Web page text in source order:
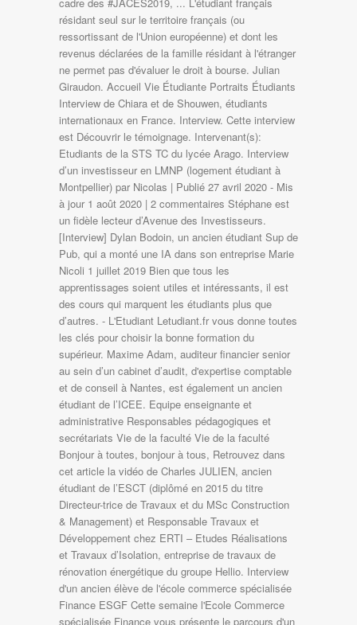
résidant seul sur le territoire français (ou
ressortissant de l'Union européenne) et dont les
revenus déclarées de la famille résidant à l'étranger
ne permet pas d'évaluer le droit à bourse. Julian
Giraudon. Accueil Vie Étudiante Portraits Étudiants
Interview de Chiara et de Shouwen, étudiants
internationaux en France. Interview. Cette interview
est Découvrir le témoignage. Intervenant(s):
Etudiants de la STS TC du lycée Arago. Interview
d’un investisseur en LMNP (logement étudiant à
Montpellier) par Nicolas | Publié 27 avril 2020 - Mis
à jour 1 août 2020 | 2 commentaires Stéphane est
un fidèle lecteur d’Avenue des Investisseurs.
[Interview] Dylan Bodoin, un ancien étudiant Sup de
Pub, qui a monté une IA dans son entreprise Marie
Nicoli 1 juillet 2019 Bien que tous les
apprentissages soient utiles et intéressants, il est
des cours qui marquent les étudiants plus que
d’autres. - L'Etudiant Letudiant.fr vous donne toutes
les clés pour choisir la bonne formation du
supérieur. Maxime Adam, auditeur financier senior
au sein d’un cabinet d’audit, d'expertise comptable
et de conseil à Nantes, est également un ancien
étudiant de l’ICEE. Equipe enseignante et
administrative Responsables pédagogiques et
secrétariats Vie de la faculté Vie de la faculté
Bonjour à toutes, bonjour à tous, Retrouvez dans
cet article la vidéo de Charles JULIEN, ancien
étudiant de l’ESCT (diplômé en 2015 du titre
Directeur-trice de Travaux et du MSc Construction
& Management) et Responsable Travaux et
Développement chez ERTI – Etudes Réalisations
et Travaux d’Isolation, entreprise de travaux de
rénovation énergétique du groupe Hellio. Interview
d'un ancien élève de l'école commerce spécialisée
Finance ESGF Cette semaine l'Ecole Commerce
spécialisée Finance vous présente le parcours d'un